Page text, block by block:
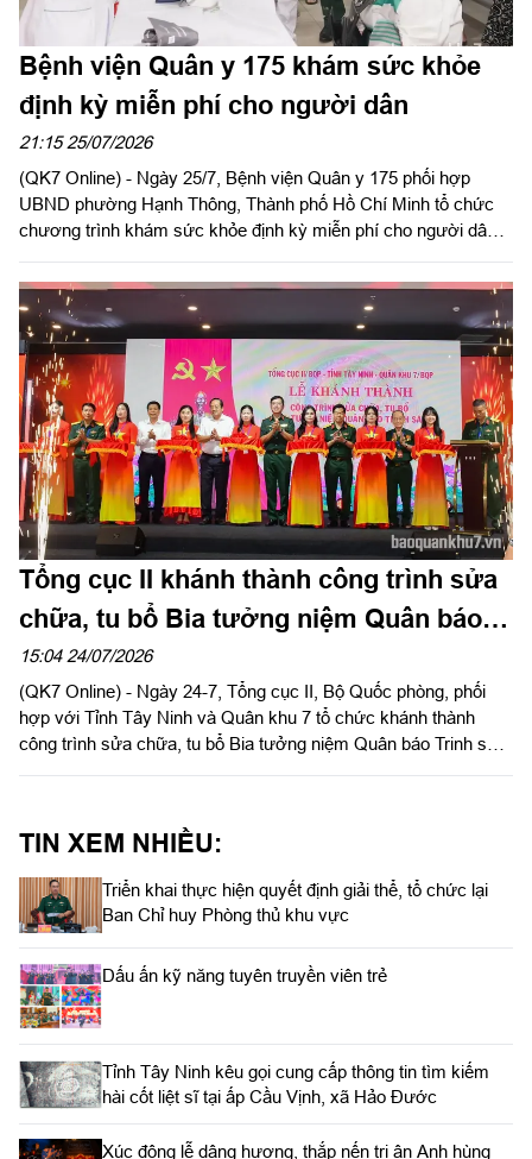
Bệnh viện Quân y 175 khám sức khỏe
định kỳ miễn phí cho người dân
21:15 25/07/2026
(QK7 Online) - Ngày 25/7, Bệnh viện Quân y 175 phối hợp
UBND phường Hạnh Thông, Thành phố Hồ Chí Minh tổ chức
chương trình khám sức khỏe định kỳ miễn phí cho người dân,
Tổng cục II khánh thành công trình sửa
chữa, tu bổ Bia tưởng niệm Quân báo
Trinh sát tại Tây Ninh
15:04 24/07/2026
(QK7 Online) - Ngày 24-7, Tổng cục II, Bộ Quốc phòng, phối
hợp với Tỉnh Tây Ninh và Quân khu 7 tổ chức khánh thành
công trình sửa chữa, tu bổ Bia tưởng niệm Quân báo Trinh sát
TIN XEM NHIỀU:
Triển khai thực hiện quyết định giải thể, tổ chức lại
Ban Chỉ huy Phòng thủ khu vực
Dấu ấn kỹ năng tuyên truyền viên trẻ
Tỉnh Tây Ninh kêu gọi cung cấp thông tin tìm kiếm
hài cốt liệt sĩ tại ấp Cầu Vịnh, xã Hảo Đước
Xúc động lễ dâng hương, thắp nến tri ân Anh hùng